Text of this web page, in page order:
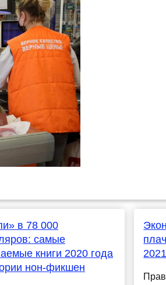
в 78 000
самые
книги 2020 года
нон-фикшен